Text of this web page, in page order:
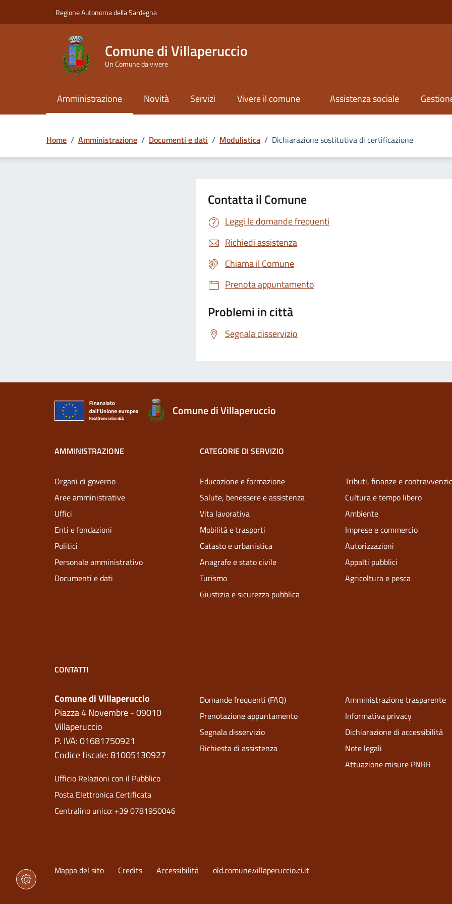
Regione Autonoma della Sardegna
Comune di Villaperuccio
Un Comune da vivere
Amministrazione Novità Servizi Vivere il comune Assistenza sociale
Home / Amministrazione / Documenti e dati / Modulistica / Dichiarazione sostitutiva di certificazione
Contatta il Comune
Leggi le domande frequenti
Richiedi assistenza
Chiama il Comune
Prenota appuntamento
Problemi in città
Segnala disservizio
Comune di Villaperuccio
AMMINISTRAZIONE
Organi di governo
Aree amministrative
Uffici
Enti e fondazioni
Politici
Personale amministrativo
Documenti e dati
CATEGORIE DI SERVIZIO
Educazione e formazione
Salute, benessere e assistenza
Vita lavorativa
Mobilità e trasporti
Catasto e urbanistica
Anagrafe e stato civile
Turismo
Giustizia e sicurezza pubblica
Tributi, finanze e
Cultura e tempo libero
Ambiente
Imprese e commercio
Autorizzazioni
Appalti pubblici
Agricoltura e pesca
CONTATTI
Comune di Villaperuccio
Piazza 4 Novembre - 09010
Villaperuccio
P. IVA: 01681750921
Codice fiscale: 81005130927
Ufficio Relazioni con il Pubblico
Posta Elettronica Certificata
Centralino unico: +39 0781950046
Domande frequenti (FAQ)
Prenotazione appuntamento
Segnala disservizio
Richiesta di assistenza
Amministrazione trasparente
Informativa privacy
Dichiarazione di accessibilità
Note legali
Attuazione misure PNRR
Mappa del sito Credits Accessibilità old.comune.villaperuccio.ci.it